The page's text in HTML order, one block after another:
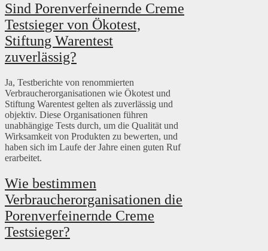
Sind Porenverfeinernde Creme
Testsieger von Ökotest,
Stiftung Warentest
zuverlässig?
Ja, Testberichte von renommierten
Verbraucherorganisationen wie Ökotest und
Stiftung Warentest gelten als zuverlässig und
objektiv. Diese Organisationen führen
unabhängige Tests durch, um die Qualität und
Wirksamkeit von Produkten zu bewerten, und
haben sich im Laufe der Jahre einen guten Ruf
erarbeitet.
Wie bestimmen
Verbraucherorganisationen die
Porenverfeinernde Creme
Testsieger?